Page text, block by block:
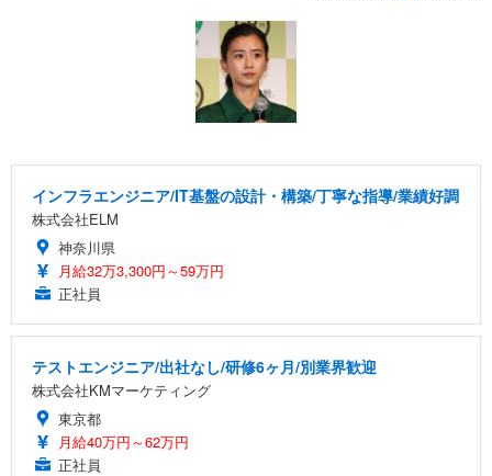
インフラエンジニア/IT基盤の設計・構築/丁寧な指導/業績好調
株式会社ELM
神奈川県
月給32万3,300円～59万円
正社員
テストエンジニア/出社なし/研修6ヶ月/別業界歓迎
株式会社KMマーケティング
東京都
月給40万円～62万円
正社員